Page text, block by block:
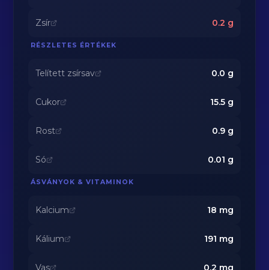
Zsír 0.2 g
RÉSZLETES ÉRTÉKEK
Telített zsírsav 0.0 g
Cukor 15.5g
Rost 0.9g
Só 0.01 g
ÁSVÁNYOK & VITAMINOK
Kalcium 18 mg
Kálium 191 mg
Vas 0.2 mg